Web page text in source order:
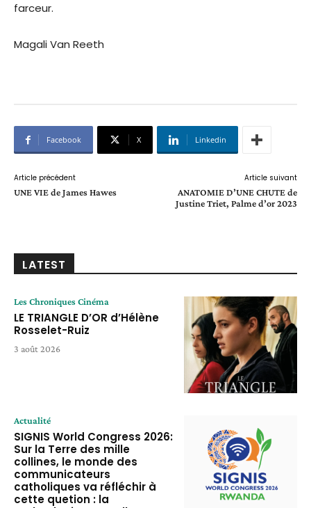
farceur.
Magali Van Reeth
Facebook X Linkedin
Article précédent
UNE VIE de James Hawes
Article suivant
ANATOMIE D’UNE CHUTE de
Justine Triet, Palme d’or 2023
LATEST
Les Chroniques Cinéma
LE TRIANGLE D’OR d’Hélène
Rosselet-Ruiz
3 août 2026
Actualité
SIGNIS World Congress 2026:
Sur la Terre des mille
collines, le monde des
communicateurs
catholiques va réfléchir à
cette quetion : la